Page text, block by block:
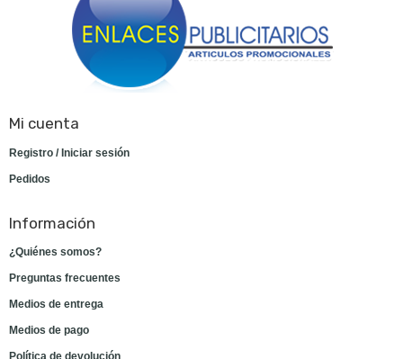
Mi cuenta
Registro / Iniciar sesión
Pedidos
Información
¿Quiénes somos?
Preguntas frecuentes
Medios de entrega
Medios de pago